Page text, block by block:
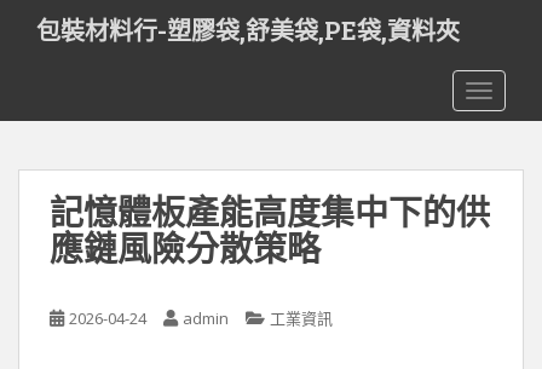
t
包裝材料行-塑膠袋,舒美袋,PE袋,資料夾
記憶體板產能高度集中下的供
應鏈風險分散策略
2026-04-24 admin 工業資訊